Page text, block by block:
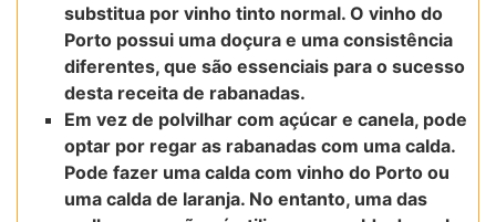
substitua por vinho tinto normal. O vinho do
Porto possui uma doçura e uma consistência
diferentes, que são essenciais para o sucesso
desta receita de rabanadas.
Em vez de polvilhar com açúcar e canela, pode
optar por regar as rabanadas com uma calda.
Pode fazer uma calda com vinho do Porto ou
uma calda de laranja. No entanto, uma das